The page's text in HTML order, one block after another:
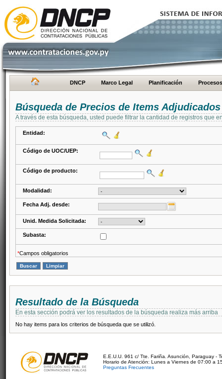
DNCP Marco Legal Planificación Procesos
Búsqueda de Precios de Items Adjudicados
A través de esta búsqueda, usted puede filtrar la cantidad de registros que
Entidad:
Código de UOC/UEP:
Código de producto:
Modalidad:
Fecha Adj. desde:
Unid. Medida Solicitada:
Subasta:
*Campos obligatorios
Resultado de la Búsqueda
En esta sección podrá ver los resultados de la búsqueda realiza más arriba
No hay items para los criterios de búsqueda que se utilizó.
E.E.U.U. 961 c/ Tte. Fariña. Asunción, Paraguay -
Horario de Atención: Lunes a Viernes de 07:00 a
Preguntas Frecuentes